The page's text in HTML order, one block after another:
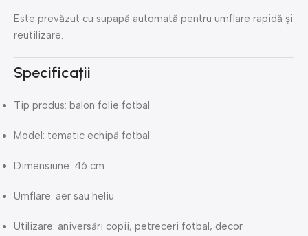
Este prevăzut cu supapă automată pentru umflare rapidă și
reutilizare.
Specificații
Tip produs: balon folie fotbal
Model: tematic echipă fotbal
Dimensiune: 46 cm
Umflare: aer sau heliu
Utilizare: aniversări copii, petreceri fotbal, decor